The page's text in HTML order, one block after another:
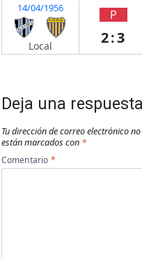
14/04/1956
Local
P
2:3
Deja una respuesta
Tu dirección de correo electrónico
están marcados con *
Comentario *